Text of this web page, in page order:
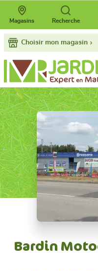
Choisir mon magasin
Magasins Recherche
Bardin